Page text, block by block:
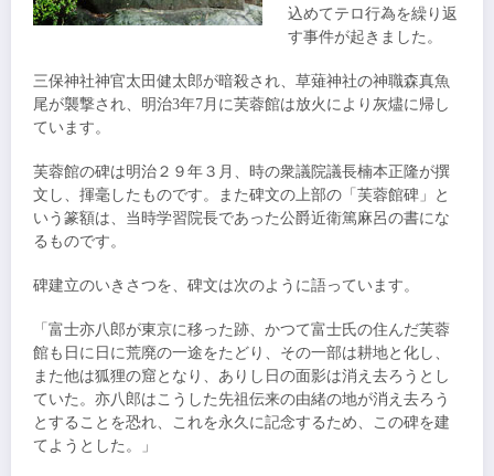
込めてテロ行為を繰り返
す事件が起きました。
三保神社神官太田健太郎が暗殺され、草薙神社の神職森真魚
尾が襲撃され、明治3年7月に芙蓉館は放火により灰燼に帰し
ています。
芙蓉館の碑は明治２９年３月、時の衆議院議長楠本正隆が撰
文し、揮毫したものです。また碑文の上部の「芙蓉館碑」と
いう篆額は、当時学習院長であった公爵近衛篤麻呂の書にな
るものです。
碑建立のいきさつを、碑文は次のように語っています。
「 富士亦八郎が東京に移った跡、かつて富士氏の住んだ芙蓉
館も日に日に荒廃の一途をたどり、その一部は耕地と化し、
また他は狐狸の窟となり、ありし日の面影は消え去ろうとし
ていた。亦八郎はこうした先祖伝来の由緒の地が消え去ろう
とすることを恐れ、これを永久に記念するため、この碑を建
てようとした。」